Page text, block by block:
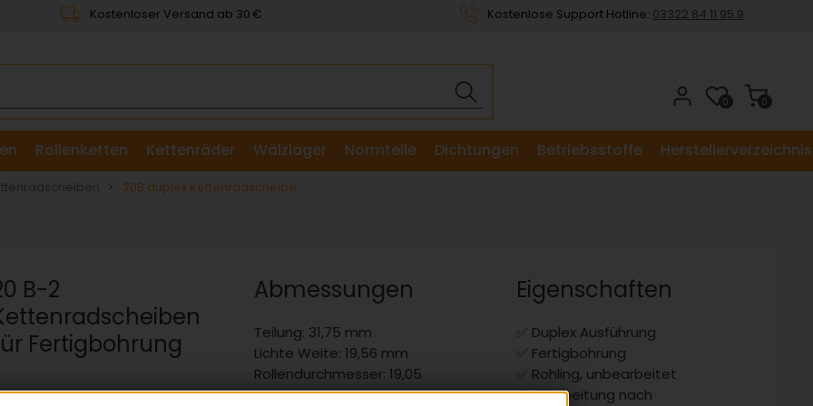
Kostenloser Versand ab 30 € Kostenlose Support Hotline: 03322 84 11 95 9
0
0
Rollenketten
Kettenräder
& Scheiben
Wälzlager Normteile Dichtungen Betriebsstoffe Herstellerverzeichnis
20B duplex Kettenradscheibe
B-2
Fertigbohrung
Abmessungen
Teilung: 31,75 mm
Lichte Weite: 19,56 mm
Rollendurchmesser: 19,05
mm
Eigenschaften
✅ Duplex Ausführung
✅ Fertigbohrung
✅ Rohling, unbearbeitet
✅ Bearbeitung nach